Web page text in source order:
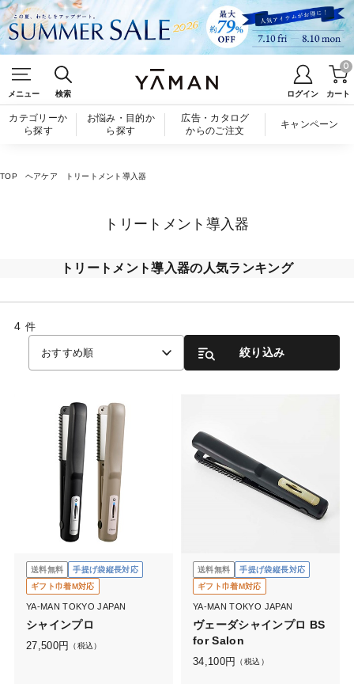
メニュー 検索 ログイン カート
0
カテゴリーか
ら探す
お悩み・目的か
ら探す
広告・カタログ
からのご注文
キャンペーン
TOP ヘアケア トリートメント導入器
トリートメント導入器
トリートメント導入器の人気ランキング
4 件
おすすめ順 絞り込み
送料無料
手提げ袋縦長対応
ギフト巾着M対応
YA-MAN TOKYO JAPAN
シャインプロ
27,500円 （税込）
送料無料
手提げ袋縦長対応
ギフト巾着M対応
YA-MAN TOKYO JAPAN
ヴェーダシャインプロ BS
for Salon
34,100円 （税込）